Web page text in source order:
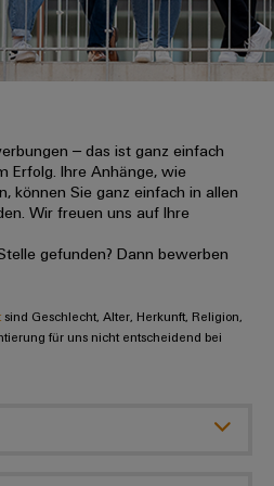
– das ist ganz einfach
Erfolg. Ihre Anhänge, wie
können Sie ganz einfach in allen
Wir freuen uns auf Ihre
gefunden? Dann bewerben
sind Geschlecht, Alter, Herkunft, Religion,
für uns nicht entscheidend bei